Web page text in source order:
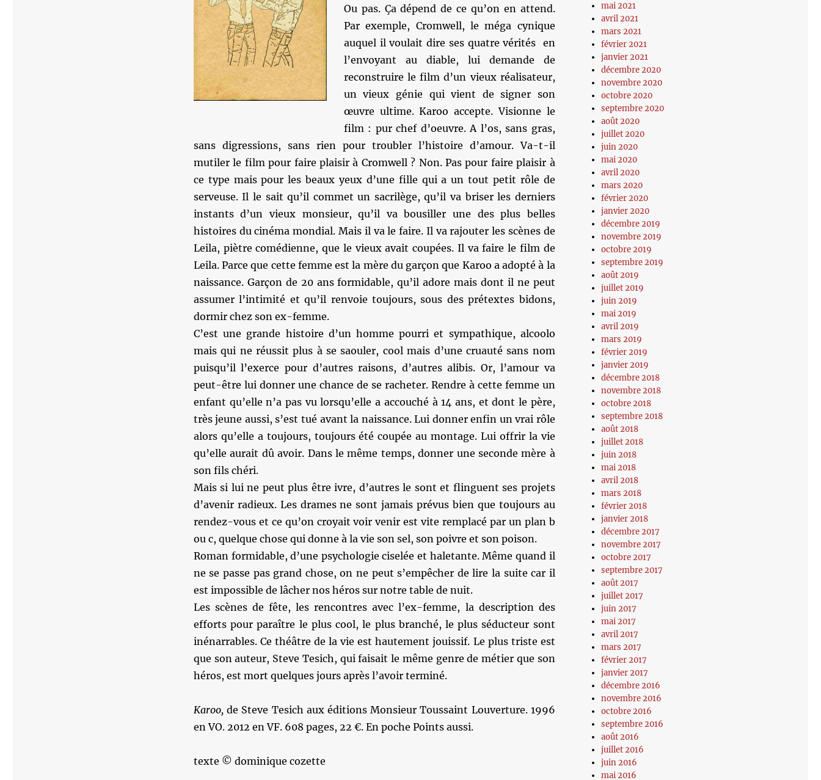
Ou pas. Ça dépend de ce qu’on en attend.
Par exemple, Cromwell, le méga cynique
auquel il voulait dire ses quatre vérités en
l’envoyant au diable, lui demande de
reconstruire le film d’un vieux réalisateur,
un vieux génie qui vient de signer son
œuvre ultime. Karoo accepte. Visionne le
film : pur chef d’oeuvre. A l’os, sans gras,
sans digressions, sans rien pour troubler l’histoire d’amour. Va-t-il
mutiler le film pour faire plaisir à Cromwell ? Non. Pas pour faire plaisir à
ce type mais pour les beaux yeux d’une fille qui a un tout petit rôle de
serveuse. Il le sait qu’il commet un sacrilège, qu’il va briser les derniers
instants d’un vieux monsieur, qu’il va bousiller une des plus belles
histoires du cinéma mondial. Mais il va le faire. Il va rajouter les scènes de
Leila, piètre comédienne, que le vieux avait coupées. Il va faire le film de
Leila. Parce que cette femme est la mère du garçon que Karoo a adopté à la
naissance. Garçon de 20 ans formidable, qu’il adore mais dont il ne peut
assumer l’intimité et qu’il renvoie toujours, sous des prétextes bidons,
dormir chez son ex-femme.
C’est une grande histoire d’un homme pourri et sympathique, alcoolo
mais qui ne réussit plus à se saouler, cool mais d’une cruauté sans nom
puisqu’il l’exerce pour d’autres raisons, d’autres alibis. Or, l’amour va
peut-être lui donner une chance de se racheter. Rendre à cette femme un
enfant qu’elle n’a pas vu lorsqu’elle a accouché à 14 ans, et dont le père,
très jeune aussi, s’est tué avant la naissance. Lui donner enfin un vrai rôle
alors qu’elle a toujours, toujours été coupée au montage. Lui offrir la vie
qu’elle aurait dû avoir. Dans le même temps, donner une seconde mère à
son fils chéri.
Mais si lui ne peut plus être ivre, d’autres le sont et flinguent ses projets
d’avenir radieux. Les drames ne sont jamais prévus bien que toujours au
rendez-vous et ce qu’on croyait voir venir est vite remplacé par un plan b
ou c, quelque chose qui donne à la vie son sel, son poivre et son poison.
Roman formidable, d’une psychologie ciselée et haletante. Même quand il
ne se passe pas grand chose, on ne peut s’empêcher de lire la suite car il
est impossible de lâcher nos héros sur notre table de nuit.
Les scènes de fête, les rencontres avec l’ex-femme, la description des
efforts pour paraître le plus cool, le plus branché, le plus séducteur sont
inénarrables. Ce théâtre de la vie est hautement jouissif. Le plus triste est
que son auteur, Steve Tesich, qui faisait le même genre de métier que son
héros, est mort quelques jours après l’avoir terminé.
Karoo,de Steve Tesich aux éditions Monsieur Toussaint Louverture. 1996
en VO. 2012 en VF. 608 pages, 22 €. En poche Points aussi.
texte © dominique cozette
mai 2021
avril 2021
mars 2021
février 2021
janvier 2021
décembre 2020
novembre 2020
octobre 2020
septembre 2020
août 2020
juillet 2020
juin 2020
mai 2020
avril 2020
mars 2020
février 2020
janvier 2020
décembre 2019
novembre 2019
octobre 2019
septembre 2019
août 2019
juillet 2019
juin 2019
mai 2019
avril 2019
mars 2019
février 2019
janvier 2019
décembre 2018
novembre 2018
octobre 2018
septembre 2018
août 2018
juillet 2018
juin 2018
mai 2018
avril 2018
mars 2018
février 2018
janvier 2018
décembre 2017
novembre 2017
octobre 2017
septembre 2017
août 2017
juillet 2017
juin 2017
mai 2017
avril 2017
mars 2017
février 2017
janvier 2017
décembre 2016
novembre 2016
octobre 2016
septembre 2016
août 2016
juillet 2016
juin 2016
mai 2016